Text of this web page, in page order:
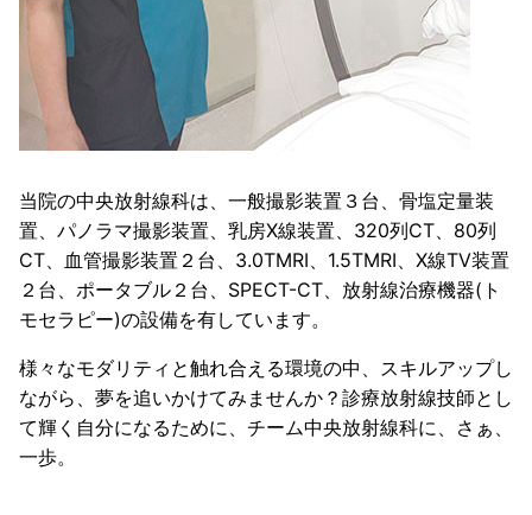
当院の中央放射線科は、一般撮影装置３台、骨塩定量装
置、パノラマ撮影装置、乳房X線装置、320列CT、80列
CT、血管撮影装置２台、3.0TMRI、1.5TMRI、X線TV装置
２台、ポータブル２台、SPECT-CT、放射線治療機器(ト
モセラピー)の設備を有しています。
様々なモダリティと触れ合える環境の中、スキルアップし
ながら、夢を追いかけてみませんか？診療放射線技師とし
て輝く自分になるために、チーム中央放射線科に、さぁ、
一歩。